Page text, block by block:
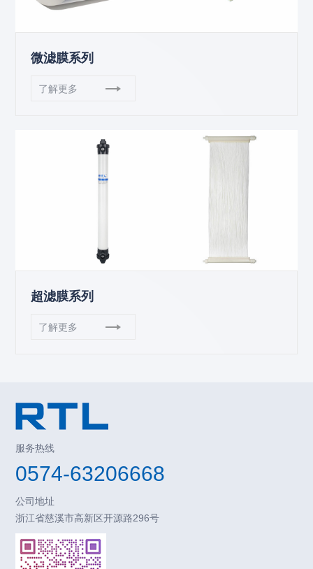
微滤膜系列
了解更多
超滤膜系列
了解更多
服务热线
0574-63206668
公司地址
浙江省慈溪市高新区开源路296号